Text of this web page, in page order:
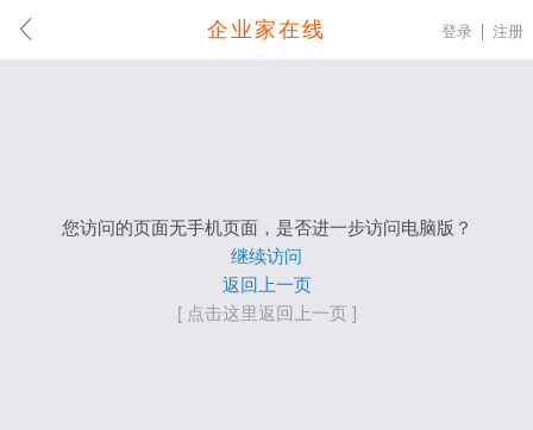
企业家在线 登录 注册
您访问的页面无手机页面，是否进一步访问电脑版？
继续访问
返回上一页
[ 点击这里返回上一页 ]